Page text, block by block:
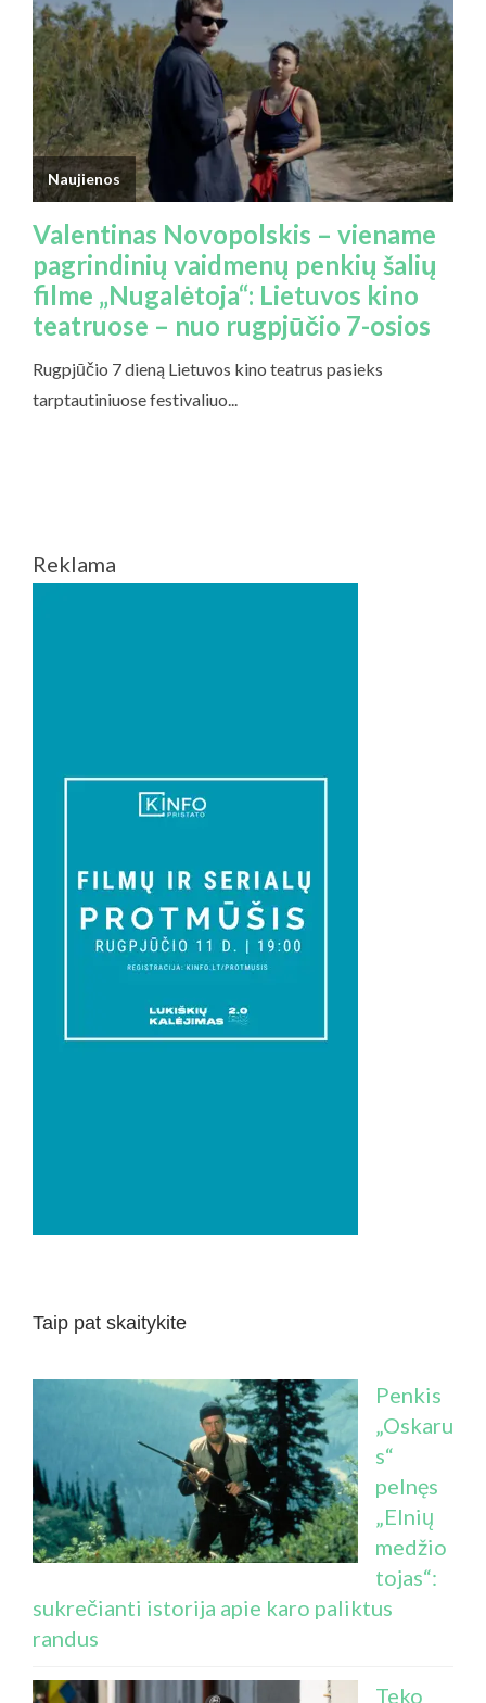
Reklama
Taip pat skaitykite
Penkis
„Oskaru
s“
pelnęs
„Elnių
medžio
tojas“:
sukrečianti istorija apie karo paliktus
randus
Teko